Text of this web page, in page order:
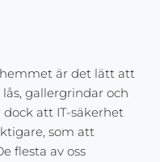
är det lätt att
gallergrindar och
att IT-säkerhet
som att
flesta av oss